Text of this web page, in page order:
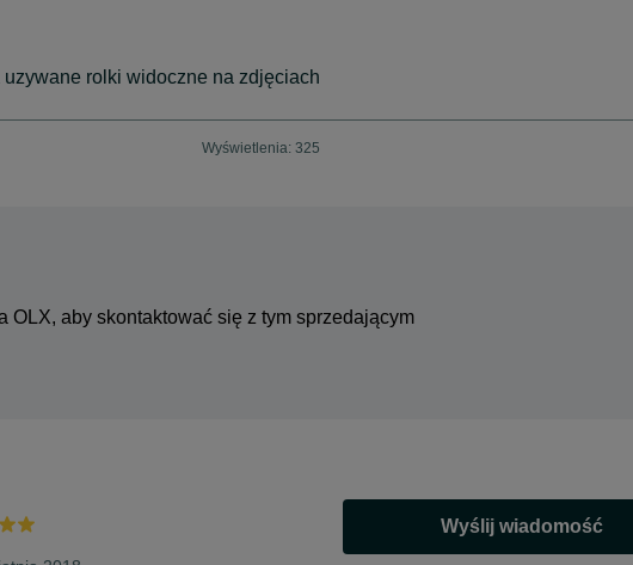
rolki widoczne na zdjęciach
Wyświetlenia: 325
OLX, aby skontaktować się z tym sprzedającym
Wyślij wiadomość